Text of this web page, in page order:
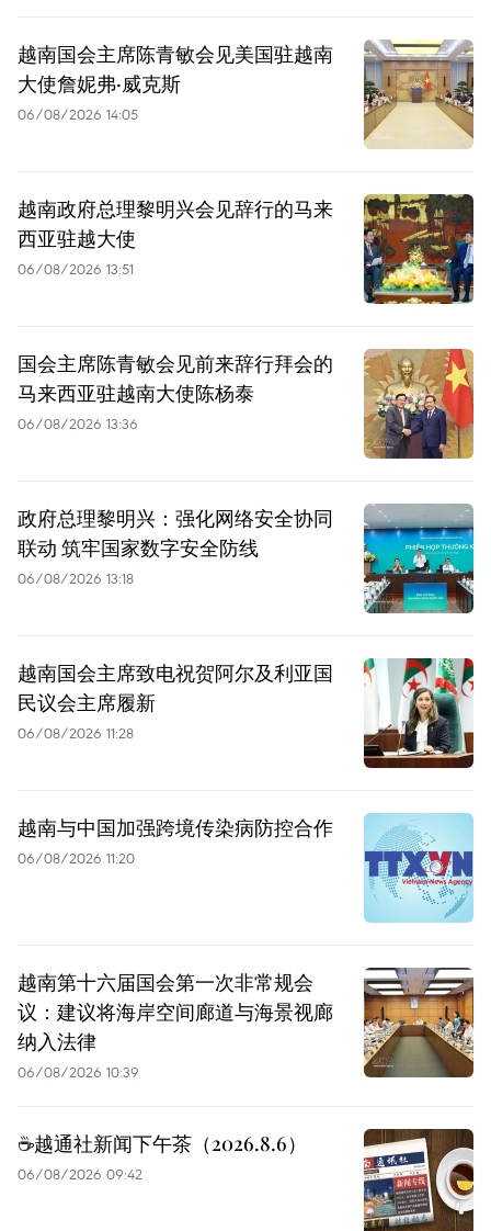
越南国会主席陈青敏会见美国驻越南
大使詹妮弗·威克斯
06/08/2026 14:05
越南政府总理黎明兴会见辞行的马来
西亚驻越大使
06/08/2026 13:51
国会主席陈青敏会见前来辞行拜会的
马来西亚驻越南大使陈杨泰
06/08/2026 13:36
政府总理黎明兴：强化网络安全协同
联动 筑牢国家数字安全防线
06/08/2026 13:18
越南国会主席致电祝贺阿尔及利亚国
民议会主席履新
06/08/2026 11:28
越南与中国加强跨境传染病防控合作
06/08/2026 11:20
越南第十六届国会第一次非常规会
议：建议将海岸空间廊道与海景视廊
纳入法律
06/08/2026 10:39
☕️越通社新闻下午茶（2026.8.6）
06/08/2026 09:42